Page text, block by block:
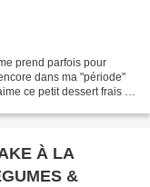
prend parfois pour
dans ma "période"
ce petit dessert frais et
À LA
&